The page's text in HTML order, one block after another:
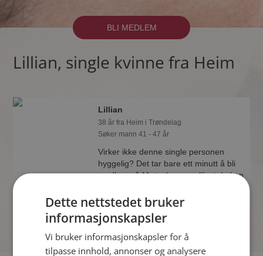
BLI MEDLEM
Lillian, single kvinne fra Heim
Lillian
38 år fra Heim i Trøndelag
Søker mann 41 - 47 år
Virker ikke denne single personen
hyggelig? Det tar bare ett minutt å bli
medlem på Møteplassen, slik at du kan
Dette nettstedet bruker
informasjonskapsler
Vi bruker informasjonskapsler for å
tilpasse innhold, annonser og analysere